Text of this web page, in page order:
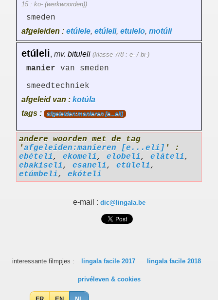
15 : ko- (werkwoorden))
smeden
afgeleiden : etúlele, etúleli, etulelo, motúli
etúleli, mv. bituleli (klasse 7/8 : e- / bi-)
manier van smeden
smeedtechniek
afgeleid van : kotúla
tags :
afgeleiden:manieren [e...eli]
andere woorden met de tag
'afgeleiden:manieren [e...eli] ' :
ebételi, ekomeli, elobeli, eláteli,
ebakiseli, esaneli, etúleli,
etúmbeli, ekóteli
e-mail : dic@lingala.be
interessante filmpjes : lingala facile 2017 lingala facile 2018
privéleven & cookies